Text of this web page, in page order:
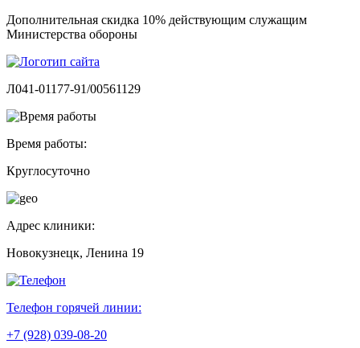
Дополнительная скидка 10% действующим служащим
Министерства обороны
Л041-01177-91/00561129
Время работы:
Круглосуточно
Адрес клиники:
Новокузнецк, Ленина 19
Телефон горячей линии:
+7 (928) 039-08-20